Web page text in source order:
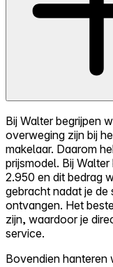
Bij Walter begrijpen
overweging zijn bij
makelaar. Daarom
prijsmodel. Bij
2.950 en dit bedrag
gebracht nadat je de
ontvangen. Het
zijn, waardoor je
service.
Bovendien